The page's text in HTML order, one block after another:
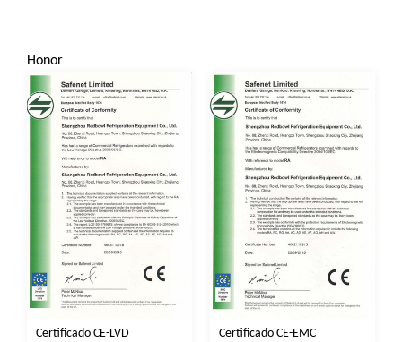
Honor
Certificado CE-LVD Certificado CE-EMC